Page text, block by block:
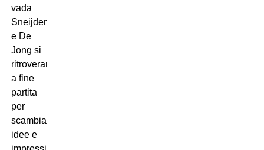
vada
Sneijder
e De
Jong si
ritroveranno
a fine
partita
per
scambiarsi
idee e